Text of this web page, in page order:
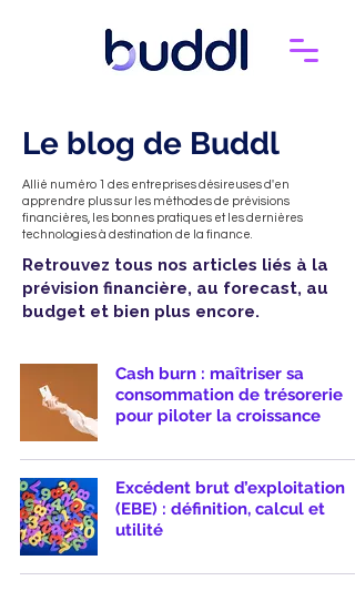
Le blog de Buddl
Allié numéro 1 des entreprises désireuses d'en
apprendre plus sur les méthodes de prévisions
financières, les bonnes pratiques et les dernières
technologies à destination de la finance.
Retrouvez tous nos articles liés à la
prévision financière, au forecast, au
budget et bien plus encore.
Cash burn : maîtriser sa
consommation de trésorerie
pour piloter la croissance
Excédent brut d’exploitation
(EBE) : définition, calcul et
utilité